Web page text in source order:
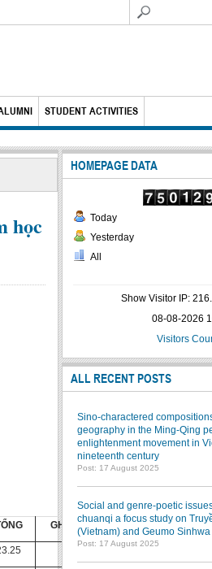
STUDENT ACTIVITIES
học
GHI CHÚ
HOMEPAGE DATA
Today
Yesterday
All
Show Visitor IP:
08-08-2026
Visitors
ALL RECENT POSTS
Sino-charactered
geography in the Ming-Qing
enlightenment movement in
nineteenth century
Post: 17 August 2025
Social and genre-poetic
chuanqi a focus study on
(Vietnam) and Geumo
Post: 17 August 2025